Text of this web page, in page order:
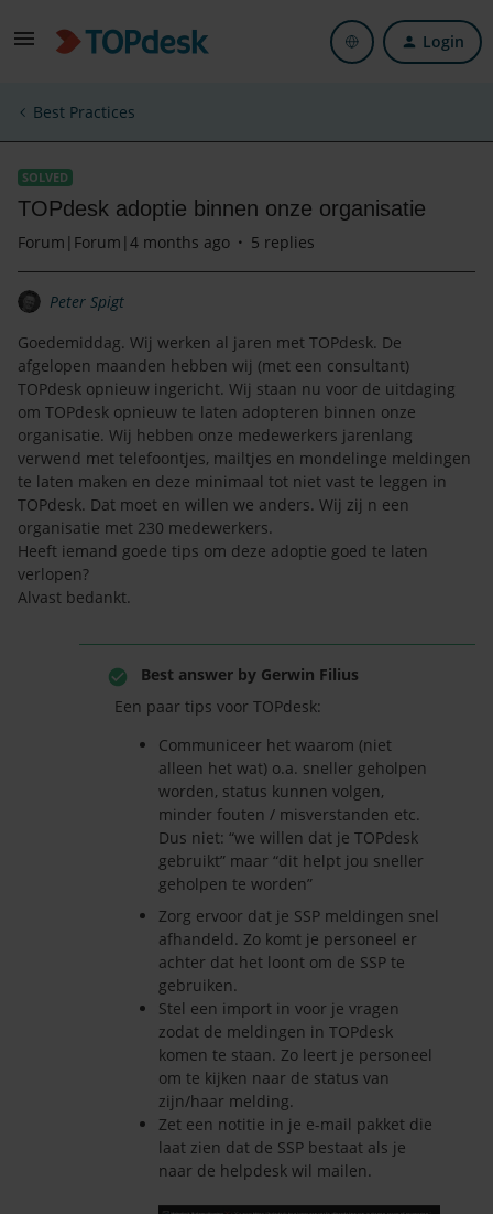
Login
Best Practices
SOLVED
TOPdesk adoptie binnen onze organisatie
Forum|Forum|4 months ago 5 replies
Peter Spigt
Goedemiddag. Wij werken al jaren met TOPdesk. De
afgelopen maanden hebben wij (met een consultant)
TOPdesk opnieuw ingericht. Wij staan nu voor de uitdaging
om TOPdesk opnieuw te laten adopteren binnen onze
organisatie. Wij hebben onze medewerkers jarenlang
verwend met telefoontjes, mailtjes en mondelinge meldingen
te laten maken en deze minimaal tot niet vast te leggen in
TOPdesk. Dat moet en willen we anders. Wij zij n een
organisatie met 230 medewerkers.
Heeft iemand goede tips om deze adoptie goed te laten
verlopen?
Alvast bedankt.
Best answer by Gerwin Filius
Een paar tips voor TOPdesk:
Communiceer het waarom (niet
alleen het wat) o.a. sneller geholpen
worden, status kunnen volgen,
minder fouten / misverstanden etc.
Dus niet: “we willen dat je TOPdesk
gebruikt” maar “dit helpt jou sneller
geholpen te worden”
Zorg ervoor dat je SSP meldingen snel
afhandeld. Zo komt je personeel er
achter dat het loont om de SSP te
gebruiken.
Stel een import in voor je vragen
zodat de meldingen in TOPdesk
komen te staan. Zo leert je personeel
om te kijken naar de status van
zijn/haar melding.
Zet een notitie in je e-mail pakket die
laat zien dat de SSP bestaat als je
naar de helpdesk wil mailen.